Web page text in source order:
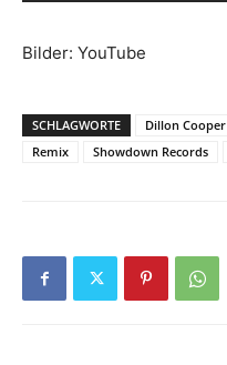
Bilder: YouTube
SCHLAGWORTE Dillon Cooper
Remix
Showdown Records